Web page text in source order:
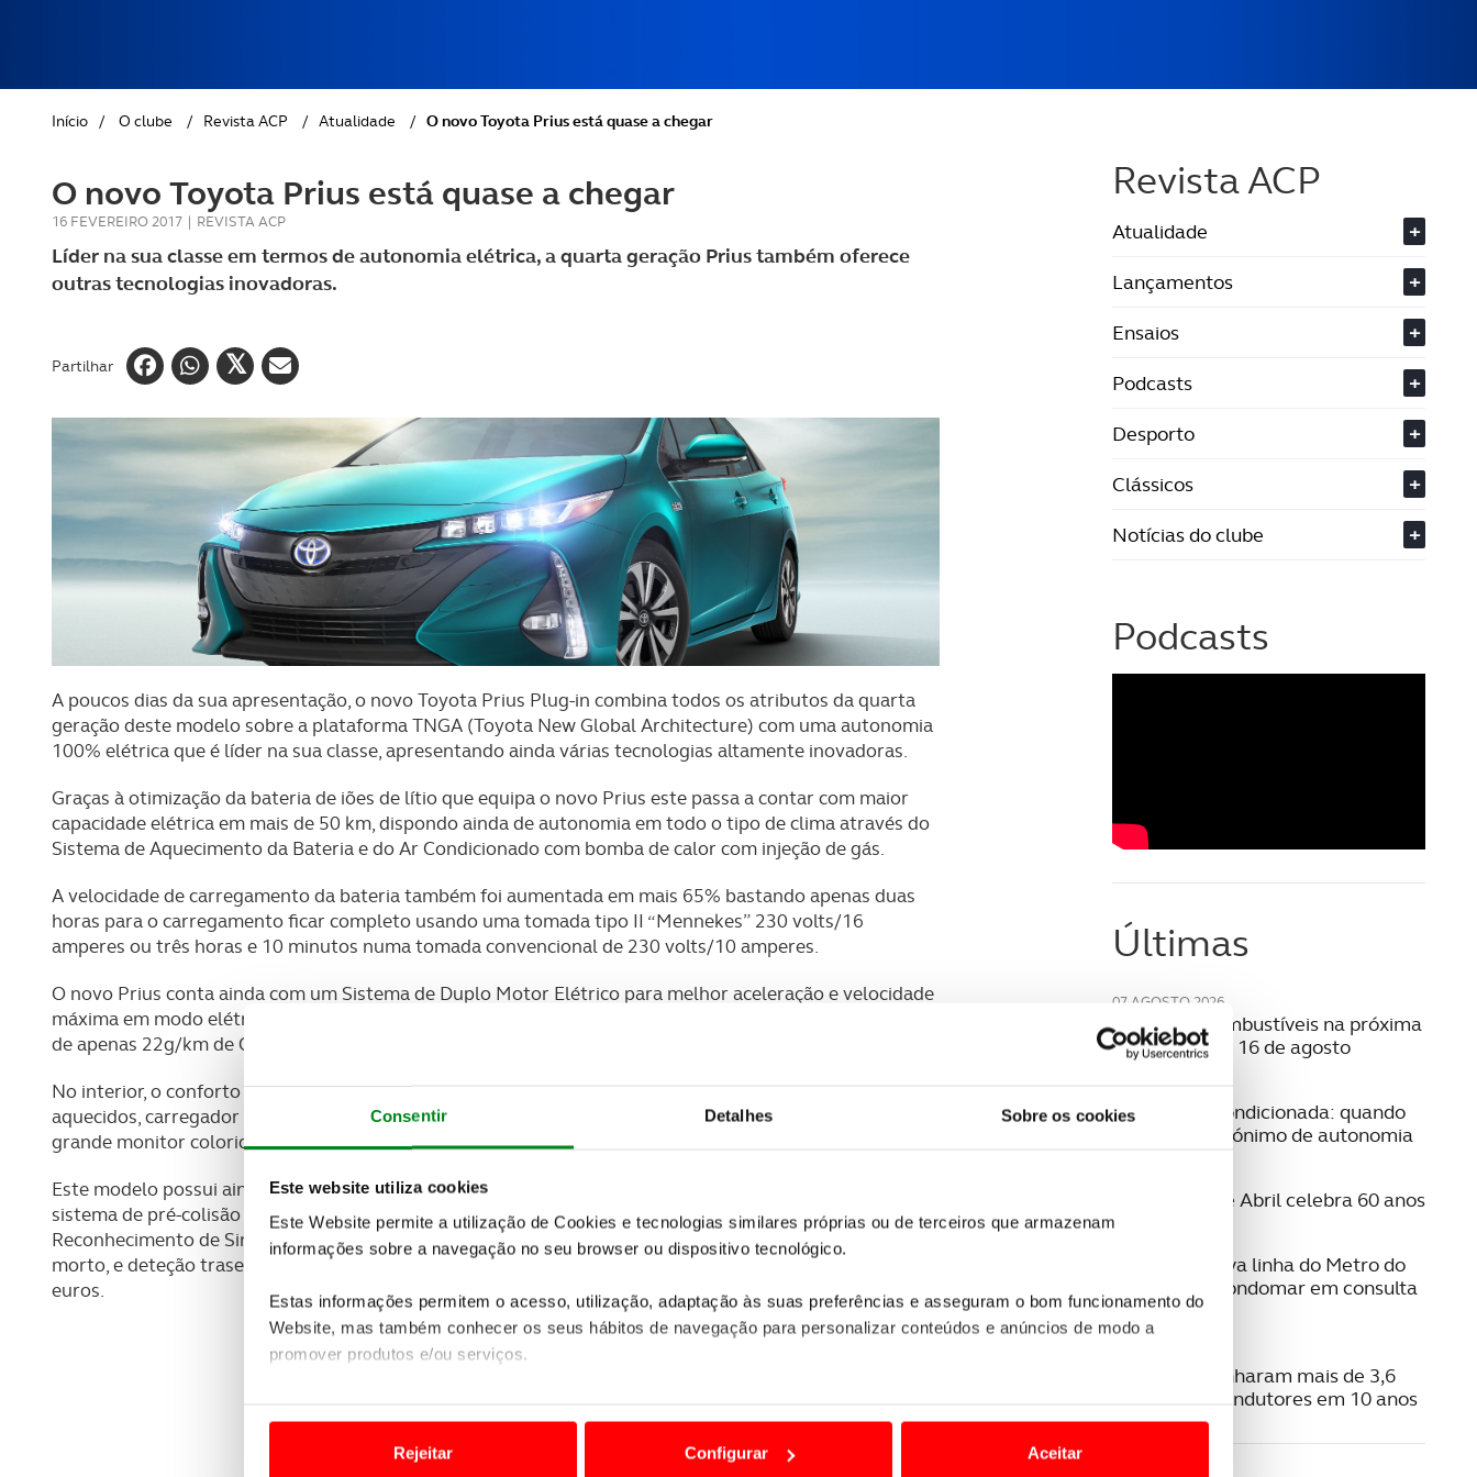
Consentir Detalhes Sobre os cookies
Este website utiliza cookies
Este Website permite a utilização de Cookies e tecnologias similares próprias ou de terceiros que armazenam
informações sobre a navegação no seu browser ou dispositivo tecnológico.
Estas informações permitem o acesso, utilização, adaptação às suas preferências e asseguram o bom funcionamento do
Website, mas também conhecer os seus hábitos de navegação para personalizar conteúdos e anúncios de modo a
promover produtos e/ou serviços.
Rejeitar Configurar Aceitar
GOLFE
AUTOCARAVANISMO
Início / O clube / Revista ACP / Atualidade / O novo Toyota Prius está quase a chegar
O novo Toyota Prius está quase a chegar
16 FEVEREIRO 2017 | REVISTA ACP
Líder na sua classe em termos de autonomia elétrica, a quarta geração Prius também oferece
outras tecnologias inovadoras.
Partilhar
A poucos dias da sua apresentação, o novo Toyota Prius Plug-in combina todos os atributos da quarta
geração deste modelo sobre a plataforma TNGA (Toyota New Global Architecture) com uma autonomia
100% elétrica que é líder na sua classe, apresentando ainda várias tecnologias altamente inovadoras.
Graças à otimização da bateria de iões de lítio que equipa o novo Prius este passa a contar com maior
capacidade elétrica em mais de 50 km, dispondo ainda de autonomia em todo o tipo de clima através do
Sistema de Aquecimento da Bateria e do Ar Condicionado com bomba de calor com injeção de gás.
A velocidade de carregamento da bateria também foi aumentada em mais 65% bastando apenas duas
horas para o carregamento ficar completo usando uma tomada tipo II “Mennekes” 230 volts/16
amperes ou três horas e 10 minutos numa tomada convencional de 230 volts/10 amperes.
O novo Prius conta ainda com um Sistema de Duplo Motor Elétrico para melhor aceleração e velocidade
máxima em modo elétrico até 135 km/h, para um consumo combinado de apenas 1L/100km e emissões
de apenas 22g/km de CO2.
No interior, o conforto é proporcionado pelo ar condicionado automático dual, bancos dianteiros
aquecidos, carregador sem fios para smartphone, sensor de luz e chuva, sistema de navegação e um
grande monitor colorido de projeção de informação no para-brisas, (Head-up display).
Este modelo possui ainda inúmeros sistemas de segurança ativa: Toyota Safety Sense que incorpora o
sistema de pré-colisão (PCS), o Aviso de Desvio de Faixa de Rodagem (LDA), o sistema de
Reconhecimento de Sinais de Trânsito (RSA), bem como o cruise control adaptativo, alerta do ângulo
morto, e deteção traseira de aproximação de veículos e muitos outros equipamentos desde 41.200
euros.
Revista ACP
Atualidade
+
Lançamentos
+
Ensaios
+
Podcasts
+
Desporto
+
Clássicos
+
Notícias do clube
+
Podcasts
Últimas
07 AGOSTO 2026
Preço dos combustíveis na próxima
semana | 10 a 16 de agosto
Mobilidade condicionada: quando
conduzir é sinónimo de autonomia
A Ponte 25 de Abril celebra 60 anos
Estudo da nova linha do Metro do
Porto para Gondomar em consulta
pública
Radares apanharam mais de 3,6
milhões de condutores em 10 anos